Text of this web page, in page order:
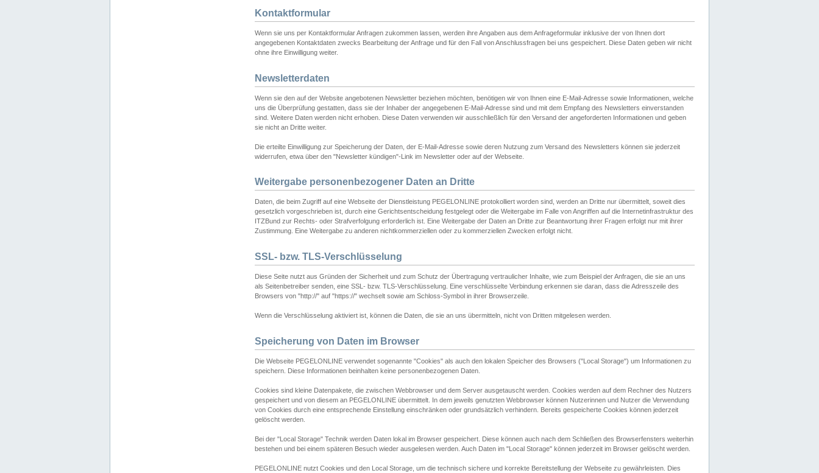
Kontaktformular
Wenn sie uns per Kontaktformular Anfragen zukommen lassen, werden ihre Angaben aus dem Anfrageformular inklusive der von Ihnen dort
angegebenen Kontaktdaten zwecks Bearbeitung der Anfrage und für den Fall von Anschlussfragen bei uns gespeichert. Diese Daten geben wir nicht
ohne ihre Einwilligung weiter.
Newsletterdaten
Wenn sie den auf der Website angebotenen Newsletter beziehen möchten, benötigen wir von Ihnen eine E-Mail-Adresse sowie Informationen, welche
uns die Überprüfung gestatten, dass sie der Inhaber der angegebenen E-Mail-Adresse sind und mit dem Empfang des Newsletters einverstanden
sind. Weitere Daten werden nicht erhoben. Diese Daten verwenden wir ausschließlich für den Versand der angeforderten Informationen und geben
sie nicht an Dritte weiter.
Die erteilte Einwilligung zur Speicherung der Daten, der E-Mail-Adresse sowie deren Nutzung zum Versand des Newsletters können sie jederzeit
widerrufen, etwa über den "Newsletter kündigen"-Link im Newsletter oder auf der Webseite.
Weitergabe personenbezogener Daten an Dritte
Daten, die beim Zugriff auf eine Webseite der Dienstleistung PEGELONLINE protokolliert worden sind, werden an Dritte nur übermittelt, soweit dies
gesetzlich vorgeschrieben ist, durch eine Gerichtsentscheidung festgelegt oder die Weitergabe im Falle von Angriffen auf die Internetinfrastruktur des
ITZBund zur Rechts- oder Strafverfolgung erforderlich ist. Eine Weitergabe der Daten an Dritte zur Beantwortung ihrer Fragen erfolgt nur mit ihrer
Zustimmung. Eine Weitergabe zu anderen nichtkommerziellen oder zu kommerziellen Zwecken erfolgt nicht.
SSL- bzw. TLS-Verschlüsselung
Diese Seite nutzt aus Gründen der Sicherheit und zum Schutz der Übertragung vertraulicher Inhalte, wie zum Beispiel der Anfragen, die sie an uns
als Seitenbetreiber senden, eine SSL- bzw. TLS-Verschlüsselung. Eine verschlüsselte Verbindung erkennen sie daran, dass die Adresszeile des
Browsers von "http://" auf "https://" wechselt sowie am Schloss-Symbol in ihrer Browserzeile.
Wenn die Verschlüsselung aktiviert ist, können die Daten, die sie an uns übermitteln, nicht von Dritten mitgelesen werden.
Speicherung von Daten im Browser
Die Webseite PEGELONLINE verwendet sogenannte "Cookies" als auch den lokalen Speicher des Browsers ("Local Storage") um Informationen zu
speichern. Diese Informationen beinhalten keine personenbezogenen Daten.
Cookies sind kleine Datenpakete, die zwischen Webbrowser und dem Server ausgetauscht werden. Cookies werden auf dem Rechner des Nutzers
gespeichert und von diesem an PEGELONLINE übermittelt. In dem jeweils genutzten Webbrowser können Nutzerinnen und Nutzer die Verwendung
von Cookies durch eine entsprechende Einstellung einschränken oder grundsätzlich verhindern. Bereits gespeicherte Cookies können jederzeit
gelöscht werden.
Bei der "Local Storage" Technik werden Daten lokal im Browser gespeichert. Diese können auch nach dem Schließen des Browserfensters weiterhin
bestehen und bei einem späteren Besuch wieder ausgelesen werden. Auch Daten im "Local Storage" können jederzeit im Browser gelöscht werden.
PEGELONLINE nutzt Cookies und den Local Storage, um die technisch sichere und korrekte Bereitstellung der Webseite zu gewährleisten. Dies